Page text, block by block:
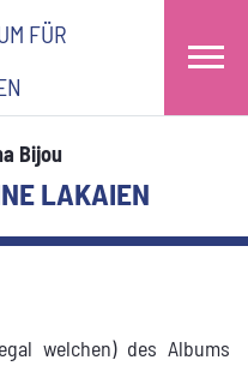
FÜR
Bijou
LAKAIEN
welchen) des Albums